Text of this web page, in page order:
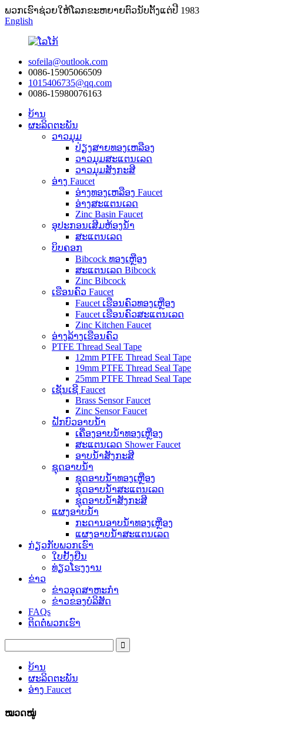
ພວກ​ເຮົາ​ຊ່ວຍ​ໃຫ້​ໂລກ​ຂະ​ຫຍາຍ​ຕົວ​ນັບ​ຕັ້ງ​ແຕ່​ປີ 1983​
English
sofeila@outlook.com
0086-15905066509
1015406735@qq.com
0086-15980076163
ບ້ານ
ຜະລິດຕະພັນ
ວາວມຸມ
ປ່ຽງສາຍທອງເຫລືອງ
ວາວມຸມສະແຕນເລດ
ວາວມຸມສັງກະສີ
ອ່າງ Faucet
ອ່າງທອງເຫລືອງ Faucet
ອ່າງສະແຕນເລດ
Zinc Basin Faucet
ອຸປະກອນເສີມຫ້ອງນ້ໍາ
ສະແຕນເລດ
ບິບຄອກ
Bibcock ທອງເຫຼືອງ
ສະແຕນເລດ Bibcock
Zinc Bibcock
ເຮືອນຄົວ Faucet
Faucet ເຮືອນຄົວທອງເຫຼືອງ
Faucet ເຮືອນຄົວສະແຕນເລດ
Zinc Kitchen Faucet
ອ່າງລ້າງເຮືອນຄົວ
PTFE Thread Seal Tape
12mm PTFE Thread Seal Tape
19mm PTFE Thread Seal Tape
25mm PTFE Thread Seal Tape
ເຊັນເຊີ Faucet
Brass Sensor Faucet
Zinc Sensor Faucet
ຝັກບົວອາບນໍ້າ
ເຄື່ອງອາບນໍ້າທອງເຫຼືອງ
ສະແຕນເລດ Shower Faucet
ອາບນ້ໍາສັງກະສີ
ຊຸດອາບນໍ້າ
ຊຸດອາບນ້ໍາທອງເຫຼືອງ
ຊຸດອາບນ້ໍາສະແຕນເລດ
ຊຸດອາບນ້ໍາສັງກະສີ
ແຜງອາບນ້ໍາ
ກະດານອາບນ້ໍາທອງເຫຼືອງ
ແຜງອາບນ້ໍາສະແຕນເລດ
ກ່ຽວກັບພວກເຮົາ
ໃບຢັ້ງຢືນ
ທ່ຽວໂຮງງານ
ຂ່າວ
ຂ່າວອຸດສາຫະກໍາ
ຂ່າວຂອງບໍລິສັດ
FAQs
ຕິດຕໍ່ພວກເຮົາ
ບ້ານ
ຜະລິດຕະພັນ
ອ່າງ Faucet
ໝວດໝູ່